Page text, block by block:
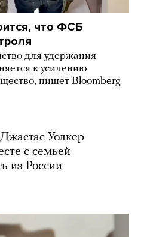
что ФСБ
для удержания
к усилению
пишет Bloomberg
Уолкер
с семьей
из России